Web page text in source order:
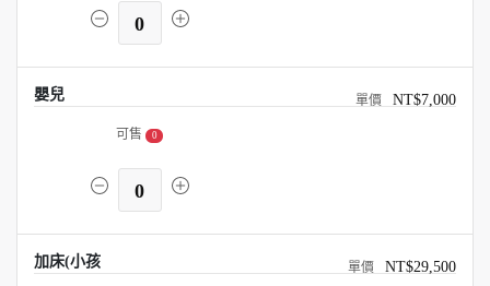
0
嬰兒 NT$7,000
可售 0
0
加床(小孩 NT$29,500